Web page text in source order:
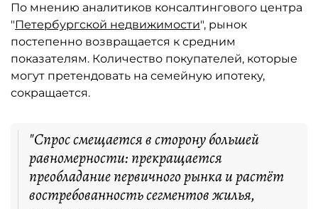
По мнению аналитиков консалтингового центра
"Петербургской недвижимости", рынок
постепенно возвращается к средним
показателям. Количество покупателей, которые
могут претендовать на семейную ипотеку,
сокращается.
"Спрос смещается в сторону большей
равномерности: прекращается
преобладание первичного рынка и растёт
востребованность сегментов жилья,